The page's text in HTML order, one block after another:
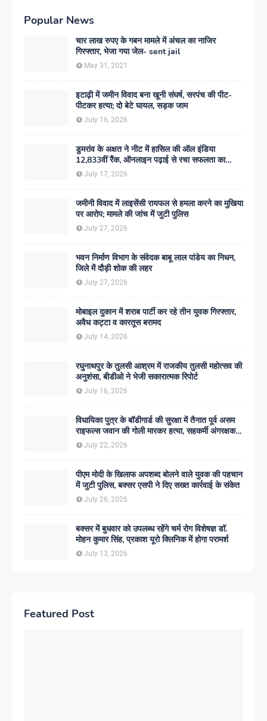
Popular News
चार लाख रुपए के गबन मामले में अंचल का नाजिर
गिरफ्तार, भेजा गया जेल- sent jail
May 31, 2021
इटाढ़ी में जमीन विवाद बना खूनी संघर्ष, सरपंच की पीट-
पीटकर हत्या; दो बेटे घायल, सड़क जाम
July 16, 2026
डुमरांव के अक्षत ने नीट में हासिल की ऑल इंडिया
12,833वीं रैंक, ऑनलाइन पढ़ाई से रचा सफलता का
इतिहास
July 17, 2026
जमीनी विवाद में लाइसेंसी रायफल से हमला करने का मुखिया
पर आरोप; मामले की जांच में जुटी पुलिस
July 27, 2026
भवन निर्माण विभाग के संवेदक बाबू लाल पांडेय का निधन,
जिले में दौड़ी शोक की लहर
July 27, 2026
मोबाइल दुकान में शराब पार्टी कर रहे तीन युवक गिरफ्तार,
अवैध कट्टा व कारतूस बरामद
July 14, 2026
रघुनाथपुर के तुलसी आश्रम में राजकीय तुलसी महोत्सव की
अनुशंसा, बीडीओ ने भेजी सकारात्मक रिपोर्ट
July 16, 2026
विधायिका पुत्र के बॉडीगार्ड की सुरक्षा में तैनात पूर्व असम
राइफल्स जवान की गोली मारकर हत्या, सहकर्मी अंगरक्षक
गिरफ्तार
July 22, 2026
पीएम मोदी के खिलाफ अपशब्द बोलने वाले युवक की पहचान
में जुटी पुलिस, बक्सर एसपी ने दिए सख्त कार्रवाई के संकेत
July 26, 2026
बक्सर में बुधवार को उपलब्ध रहेंगे चर्म रोग विशेषज्ञ डॉ.
मोहन कुमार सिंह, प्रकाश यूरो क्लिनिक में होगा परामर्श
July 13, 2026
Featured Post